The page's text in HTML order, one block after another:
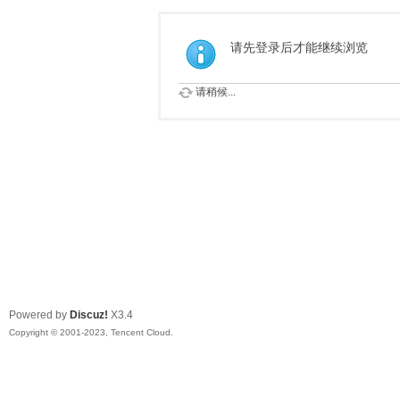
请先登录后才能继续浏览
请稍候...
Powered by Discuz! X3.4
Copyright © 2001-2023, Tencent Cloud.